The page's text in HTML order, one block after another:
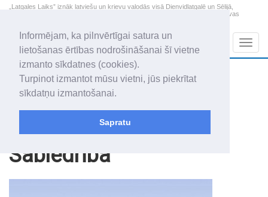
Informējam, ka pilnvērtīgai satura un
lietošanas ērtības nodrošināšanai šī vietne
izmanto sīkdatnes (cookies).
Turpinot izmantot mūsu vietni, jūs piekrītat
sīkdatņu izmantošanai.
Sapratu
„Latgales Laiks” iznāk latviešu un krievu valodās visā Dienvidlatgalē un Sēlijā,
„Latgales Laiks” latviešu valodā aptver Daugavpils valstspilsētu, Augšdaugavas
2026. gada 10. augusts
Pirmdiena
Audris, Brencis, Inuta
+20.1
Sabiedrība